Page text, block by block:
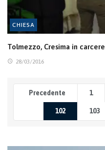
CHIESA
Tolmezzo, Cresima in carcere
28/03/2016
Precedente 1
102 103